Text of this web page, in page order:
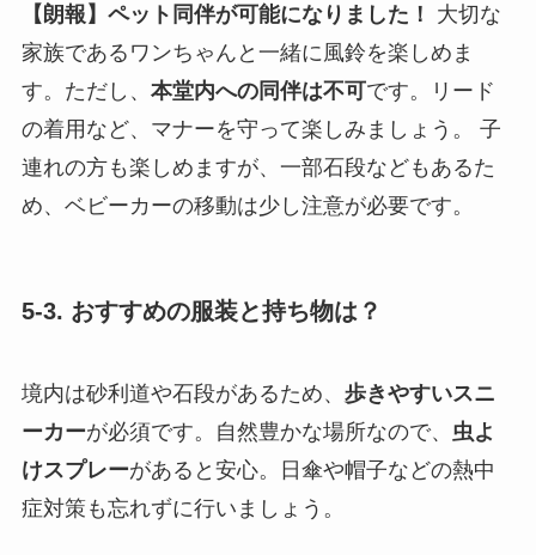
【朗報】ペット同伴が可能になりました！
大切な
家族であるワンちゃんと一緒に風鈴を楽しめま
す。ただし、 本堂内への同伴は不可です。リード
の着用など、マナーを守って楽しみましょう。 子
連れの方も楽しめますが、一部石段などもあるた
め、ベビーカーの移動は少し注意が必要です。
5-3. おすすめの服装と持ち物は？
境内は砂利道や石段があるため、 歩きやすいスニ
ーカーが必須です。自然豊かな場所なので、 虫よ
けスプレーがあると安心。日傘や帽子などの熱中
症対策も忘れずに行いましょう。